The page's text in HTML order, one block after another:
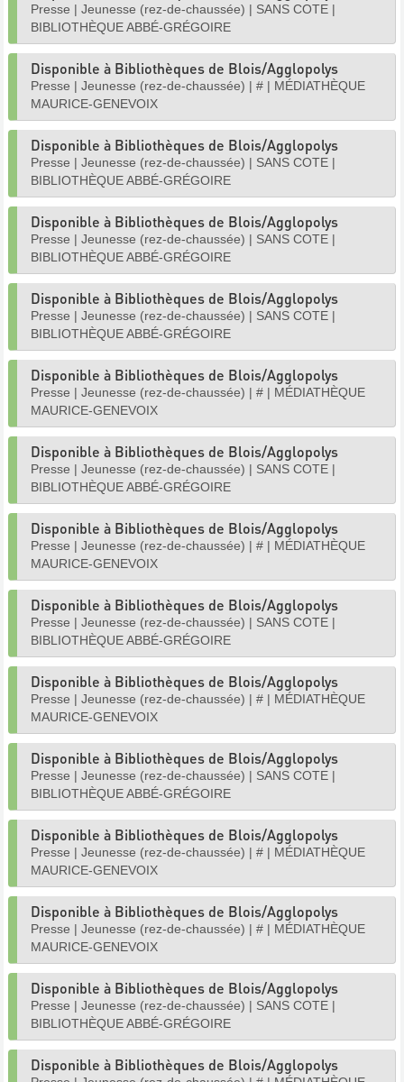
Presse | Jeunesse (rez-de-chaussée) | SANS COTE |
BIBLIOTHÈQUE ABBÉ-GRÉGOIRE
Disponible à Bibliothèques de Blois/Agglopolys
Presse | Jeunesse (rez-de-chaussée) | # | MÉDIATHÈQUE
MAURICE-GENEVOIX
Disponible à Bibliothèques de Blois/Agglopolys
Presse | Jeunesse (rez-de-chaussée) | SANS COTE |
BIBLIOTHÈQUE ABBÉ-GRÉGOIRE
Disponible à Bibliothèques de Blois/Agglopolys
Presse | Jeunesse (rez-de-chaussée) | SANS COTE |
BIBLIOTHÈQUE ABBÉ-GRÉGOIRE
Disponible à Bibliothèques de Blois/Agglopolys
Presse | Jeunesse (rez-de-chaussée) | SANS COTE |
BIBLIOTHÈQUE ABBÉ-GRÉGOIRE
Disponible à Bibliothèques de Blois/Agglopolys
Presse | Jeunesse (rez-de-chaussée) | # | MÉDIATHÈQUE
MAURICE-GENEVOIX
Disponible à Bibliothèques de Blois/Agglopolys
Presse | Jeunesse (rez-de-chaussée) | SANS COTE |
BIBLIOTHÈQUE ABBÉ-GRÉGOIRE
Disponible à Bibliothèques de Blois/Agglopolys
Presse | Jeunesse (rez-de-chaussée) | # | MÉDIATHÈQUE
MAURICE-GENEVOIX
Disponible à Bibliothèques de Blois/Agglopolys
Presse | Jeunesse (rez-de-chaussée) | SANS COTE |
BIBLIOTHÈQUE ABBÉ-GRÉGOIRE
Disponible à Bibliothèques de Blois/Agglopolys
Presse | Jeunesse (rez-de-chaussée) | # | MÉDIATHÈQUE
MAURICE-GENEVOIX
Disponible à Bibliothèques de Blois/Agglopolys
Presse | Jeunesse (rez-de-chaussée) | SANS COTE |
BIBLIOTHÈQUE ABBÉ-GRÉGOIRE
Disponible à Bibliothèques de Blois/Agglopolys
Presse | Jeunesse (rez-de-chaussée) | # | MÉDIATHÈQUE
MAURICE-GENEVOIX
Disponible à Bibliothèques de Blois/Agglopolys
Presse | Jeunesse (rez-de-chaussée) | # | MÉDIATHÈQUE
MAURICE-GENEVOIX
Disponible à Bibliothèques de Blois/Agglopolys
Presse | Jeunesse (rez-de-chaussée) | SANS COTE |
BIBLIOTHÈQUE ABBÉ-GRÉGOIRE
Disponible à Bibliothèques de Blois/Agglopolys